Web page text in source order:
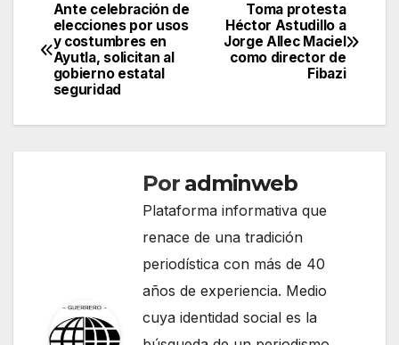
Navegación
de
entradas
Toma protesta
Héctor Astudillo a
Jorge Allec Maciel
como director de
Fibazi
Ante celebración de
elecciones por usos
y costumbres en
Ayutla, solicitan al
gobierno estatal
seguridad
Por adminweb
Plataforma informativa que
renace de una tradición
periodística con más de 40
años de experiencia. Medio
cuya identidad social es la